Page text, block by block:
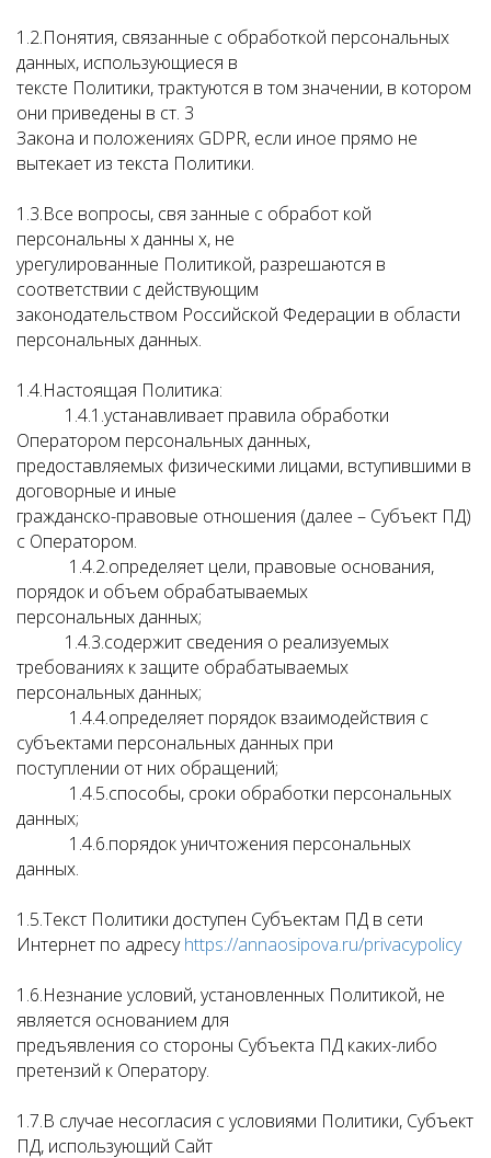
1.2.Понятия, связанные с обработкой персональных
данных, использующиеся в
тексте Политики, трактуются в том значении, в котором
они приведены в ст. 3
Закона и положениях GDPR, если иное прямо не
вытекает из текста Политики.
1.3.Все вопросы, свя занные с обработ кой
персональны х данны х, не
урегулированные Политикой, разрешаются в
соответствии с действующим
законодательством Российской Федерации в области
персональных данных.
1.4.Настоящая Политика:
1.4.1.устанавливает правила обработки
Оператором персональных данных,
предоставляемых физическими лицами, вступившими в
договорные и иные
гражданско-правовые отношения (далее – Субъект ПД)
с Оператором.
1.4.2.определяет цели, правовые основания,
порядок и объем обрабатываемых
персональных данных;
1.4.3.содержит сведения о реализуемых
требованиях к защите обрабатываемых
персональных данных;
1.4.4.определяет порядок взаимодействия с
субъектами персональных данных при
поступлении от них обращений;
1.4.5.способы, сроки обработки персональных
данных;
1.4.6.порядок уничтожения персональных
данных.
1.5.Текст Политики доступен Субъектам ПД в сети
Интернет по адресуhttps://annaosipova.ru/privacypolicy
1.6.Незнание условий, установленных Политикой, не
является основанием для
предъявления со стороны Субъекта ПД каких-либо
претензий к Оператору.
1.7.В случае несогласия с условиями Политики, Субъект
ПД, использующий Сайт